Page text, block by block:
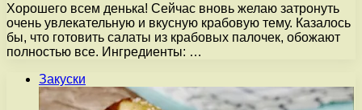
Хорошего всем денька! Сейчас вновь желаю затронуть
очень увлекательную и вкусную крабовую тему. Казалось
бы, что готовить салаты из крабовых палочек, обожают
полностью все. Ингредиенты: …
Закуски